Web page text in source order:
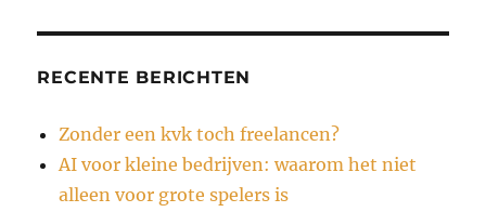
RECENTE BERICHTEN
Zonder een kvk toch freelancen?
AI voor kleine bedrijven: waarom het niet
alleen voor grote spelers is